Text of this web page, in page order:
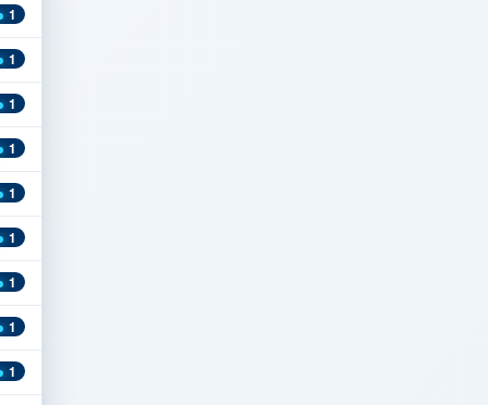
1
1
1
1
1
1
1
1
1